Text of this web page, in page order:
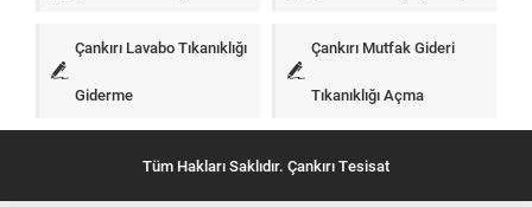
Çankırı Lavabo Tıkanıklığı
Giderme
Çankırı Mutfak Gideri
Tıkanıklığı Açma
Tüm Hakları Saklıdır. Çankırı Tesisat